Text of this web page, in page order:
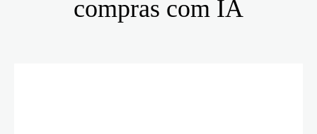
compras com IA